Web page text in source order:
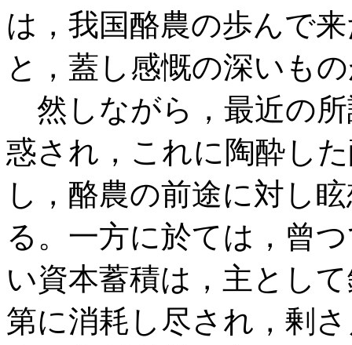
は，我国酪農の歩んで
と，蓋し感慨の深いも
然しながら，最近の
惑され，これに陶酔し
し，酪農の前途に対し
る。一方に於ては，曾
い資本蓄積は，主とし
第に消耗し尽され，剰